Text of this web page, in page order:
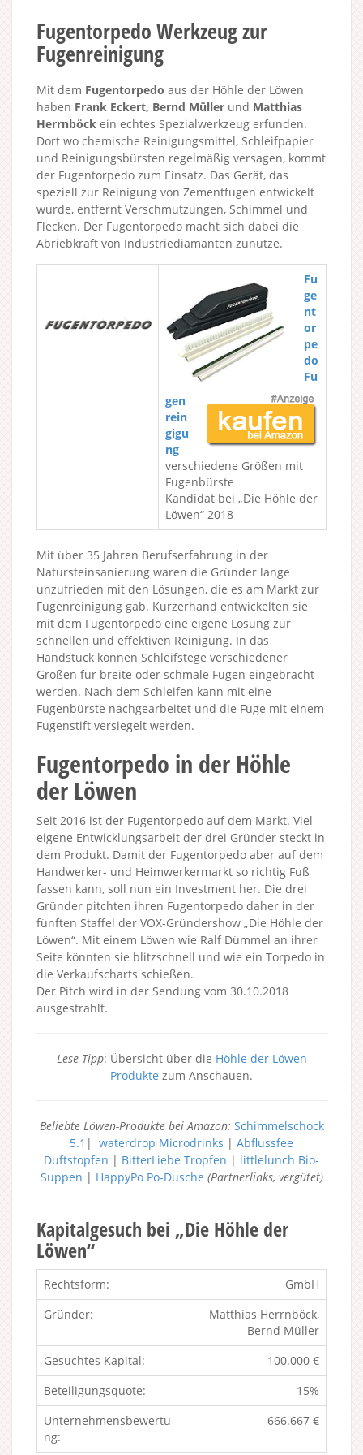
Fugentorpedo Werkzeug zur
Fugenreinigung
Mit dem Fugentorpedo aus der Höhle der Löwen
haben Frank Eckert, Bernd Müller und Matthias
Herrnböck ein echtes Spezialwerkzeug erfunden.
Dort wo chemische Reinigungsmittel, Schleifpapier
und Reinigungsbürsten regelmäßig versagen, kommt
der Fugentorpedo zum Einsatz. Das Gerät, das
speziell zur Reinigung von Zementfugen entwickelt
wurde, entfernt Verschmutzungen, Schimmel und
Flecken. Der Fugentorpedo macht sich dabei die
Abriebkraft von Industriediamanten zunutze.
Fu
ge
nt
or
pe
do
Fu
gen
rein
gigu
ng
verschiedene Größen mit
Fugenbürste
Kandidat bei „Die Höhle der
Löwen“ 2018
Mit über 35 Jahren Berufserfahrung in der
Natursteinsanierung waren die Gründer lange
unzufrieden mit den Lösungen, die es am Markt zur
Fugenreinigung gab. Kurzerhand entwickelten sie
mit dem Fugentorpedo eine eigene Lösung zur
schnellen und effektiven Reinigung. In das
Handstück können Schleifstege verschiedener
Größen für breite oder schmale Fugen eingebracht
werden. Nach dem Schleifen kann mit eine
Fugenbürste nachgearbeitet und die Fuge mit einem
Fugenstift versiegelt werden.
Fugentorpedo in der Höhle
der Löwen
Seit 2016 ist der Fugentorpedo auf dem Markt. Viel
eigene Entwicklungsarbeit der drei Gründer steckt in
dem Produkt. Damit der Fugentorpedo aber auf dem
Handwerker- und Heimwerkermarkt so richtig Fuß
fassen kann, soll nun ein Investment her. Die drei
Gründer pitchten ihren Fugentorpedo daher in der
fünften Staffel der VOX-Gründershow „Die Höhle der
Löwen“. Mit einem Löwen wie Ralf Dümmel an ihrer
Seite könnten sie blitzschnell und wie ein Torpedo in
die Verkaufscharts schießen.
Der Pitch wird in der Sendung vom 30.10.2018
ausgestrahlt.
Lese-Tipp: Übersicht über die Höhle der Löwen
Produkte zum Anschauen.
Beliebte Löwen-Produkte bei Amazon: Schimmelschock
5.1 | waterdrop Microdrinks | Abflussfee
Duftstopfen | BitterLiebe Tropfen | littlelunch Bio-
Suppen | HappyPo Po-Dusche (Partnerlinks, vergütet)
Kapitalgesuch bei „Die Höhle der
Löwen“
Rechtsform:
GmbH
Gründer:
Matthias Herrnböck,
Bernd Müller
Gesuchtes Kapital:
100.000 €
Beteiligungsquote:
15%
Unternehmensbewertu
ng:
666.667 €